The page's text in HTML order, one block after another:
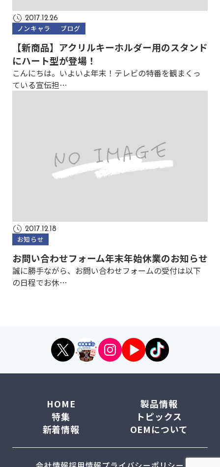
2017.12.26
ノンキャラ ブログ
【新商品】アクリルキーホルダー用のスタンド
にハート型が登場！
こんにちは。いよいよ年末！テレビの特番を観まくっ
ている宣伝担…
2017.12.18
お知らせ
お問い合わせフォーム年末年始休業のお知らせ
誠に勝手ながら、お問い合わせフォームの受付は以下
の日程でお休…
HOME
製品情報
特集
トピックス
新着情報
OEMについて